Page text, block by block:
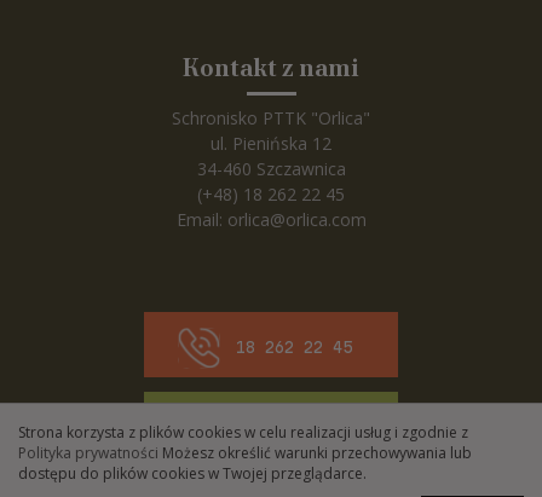
Kontakt z nami
Schronisko PTTK "Orlica"
ul. Pienińska 12
34-460 Szczawnica
(+48) 18 262 22 45
Email: orlica@orlica.com
18 262 22 45
Wyznacz trasę
Strona korzysta z plików cookies w celu realizacji usług i zgodnie z
Polityka prywatności Możesz określić warunki przechowywania lub
dostępu do plików cookies w Twojej przeglądarce.